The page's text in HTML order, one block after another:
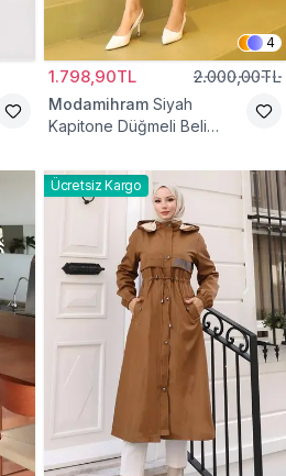
4
1.798,90TL 2.000,00TL
Modamihram Siyah
Kapitone Düğmeli Beli
Ücretsiz Kargo